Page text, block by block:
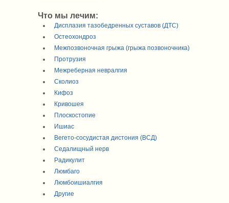
Что мы лечим:
Дисплазия тазобедренных суставов (ДТС)
Остеохондроз
Межпозвоночная грыжа (грыжа позвоночника)
Протрузия
Межреберная невралгия
Сколиоз
Кифоз
Кривошея
Плоскостопие
Ишиас
Вегето-сосудистая дистония (ВСД)
Седалищный нерв
Радикулит
Люмбаго
Люмбоишиалгия
Другие